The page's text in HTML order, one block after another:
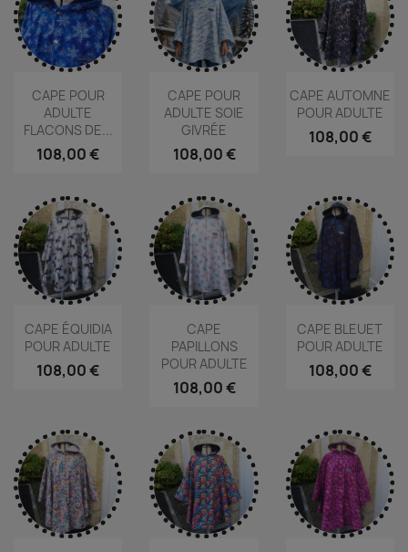
CAPE POUR
ADULTE
FLACONS DE...
108,00 €
CAPE POUR
ADULTE SOIE
GIVRÉE
108,00 €
CAPE AUTOMNE
POUR ADULTE
108,00 €
CAPE ÉQUIDIA
POUR ADULTE
108,00 €
CAPE
PAPILLONS
POUR ADULTE
108,00 €
CAPE BLEUET
POUR ADULTE
108,00 €